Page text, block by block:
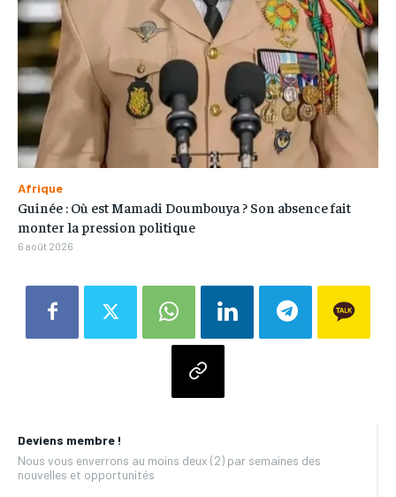
Deviens membre !
Nous vous enverrons au moins deux (2) par semaines des
nouvelles et opportunités
Afrique
Guinée : Où est Mamadi Doumbouya ? Son absence fait
monter la pression politique
6 août 2026